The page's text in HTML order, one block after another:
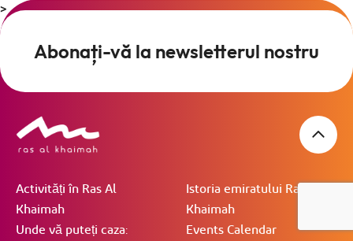
>
Abonați-vă la newsletterul nostru
Activități în Ras Al
Khaimah
Unde vă puteți caza:
Istoria emiratului Ras Al
Khaimah
Events Calendar